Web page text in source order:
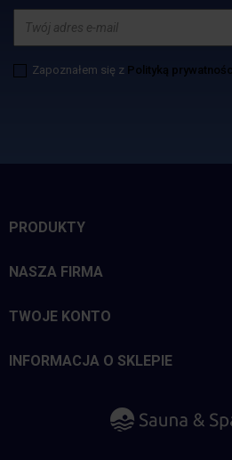
Zapoznałem się z Polityką
PRODUKTY
NASZA FIRMA
TWOJE KONTO
INFORMACJA O SKLEPIE